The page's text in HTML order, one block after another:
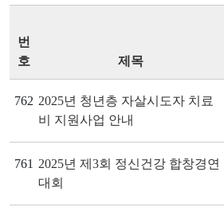
번
호
제목
762 2025년 청년층 자살시도자 치료
비 지원사업 안내
761 2025년 제3회 정신건강 합창경연
대회